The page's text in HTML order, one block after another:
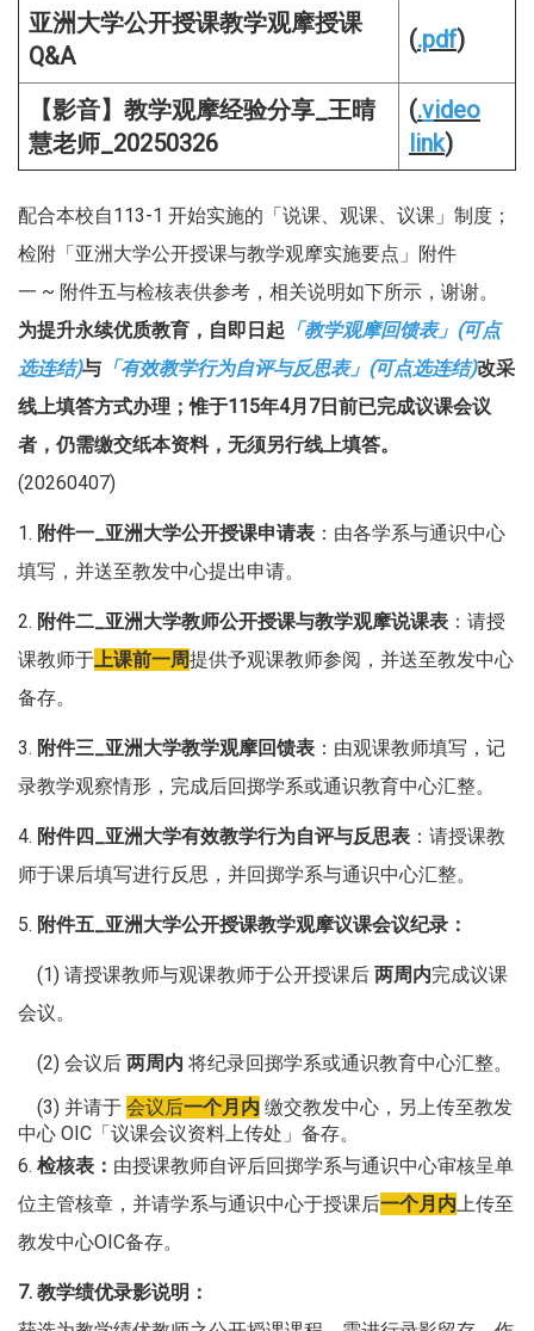
亚洲大学公开授课教学观摩授课
Q&A
(.pdf)
【影音】教学观摩经验分享_王晴
慧老师_20250326
(.video
link)
配合本校自113-1 开始实施的「说课、观课、议课」制度；
检附「亚洲大学公开授课与教学观摩实施要点」附件
一 ~ 附件五与检核表供参考，相关说明如下所示，谢谢。
为提升永续优质教育，自即日起 「教学观摩回馈表」(可点
选连结)与 「有效教学行为自评与反思表」(可点选连结)改采
线上填答方式办理；惟于115年4月7日前已完成议课会议
者，仍需缴交纸本资料，无须另行线上填答。
(20260407)
1. 附件一_亚洲大学公开授课申请表 ：由各学系与通识中心
填写，并送至教发中心提出申请。
2. 附件二_亚洲大学教师公开授课与教学观摩说课表 ：请授
课教师于 上课前一周提供予观课教师参阅，并送至教发中心
备存。
3. 附件三_亚洲大学教学观摩回馈表 ：由观课教师填写，记
录教学观察情形，完成后回掷学系或通识教育中心汇整。
4. 附件四_亚洲大学有效教学行为自评与反思表 ：请授课教
师于课后填写进行反思，并回掷学系与通识中心汇整。
5. 附件五_亚洲大学公开授课教学观摩议课会议纪录 ：
(1) 请授课教师与观课教师于公开授课后 两周内完成议课
会议。
(2) 会议后 两周内 将纪录回掷学系或通识教育中心汇整。
(3) 并请于 会议后一个月内 缴交教发中心，另上传至教发
中心 OIC「议课会议资料上传处 」备存。
6. 检核表： 由授课教师自评后回掷学系与通识中心审核呈单
位主管核章，并请学系与通识中心于授课后一个月内 上传至
教发中心OIC备存。
7. 教学绩优录影说明 ：